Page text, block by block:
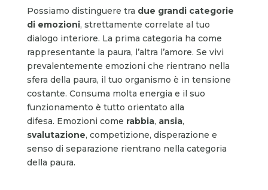
Possiamo distinguere tra due grandi categorie
di emozioni, strettamente correlate al tuo
dialogo interiore. La prima categoria ha come
rappresentante la paura, l’altra l’amore. Se vivi
prevalentemente emozioni che rientrano nella
sfera della paura, il tuo organismo è in tensione
costante. Consuma molta energia e il suo
funzionamento è tutto orientato alla
difesa. Emozioni come rabbia, ansia,
svalutazione, competizione, disperazione e
senso di separazione rientrano nella categoria
della paura.